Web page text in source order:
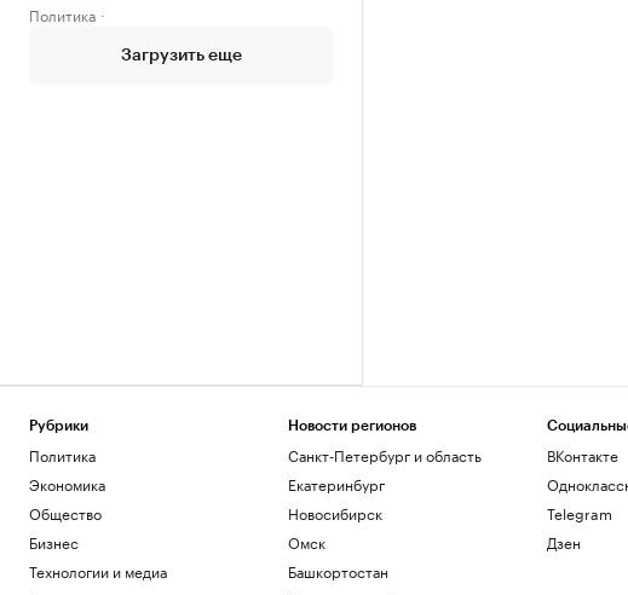
Политика
Загрузить еще
Рубрики
Политика
Экономика
Общество
Бизнес
Технологии и медиа
Новости регионов
Санкт-Петербург и область
Екатеринбург
Новосибирск
Омск
Башкортостан
ВКонтакте
Telegram
Дзен